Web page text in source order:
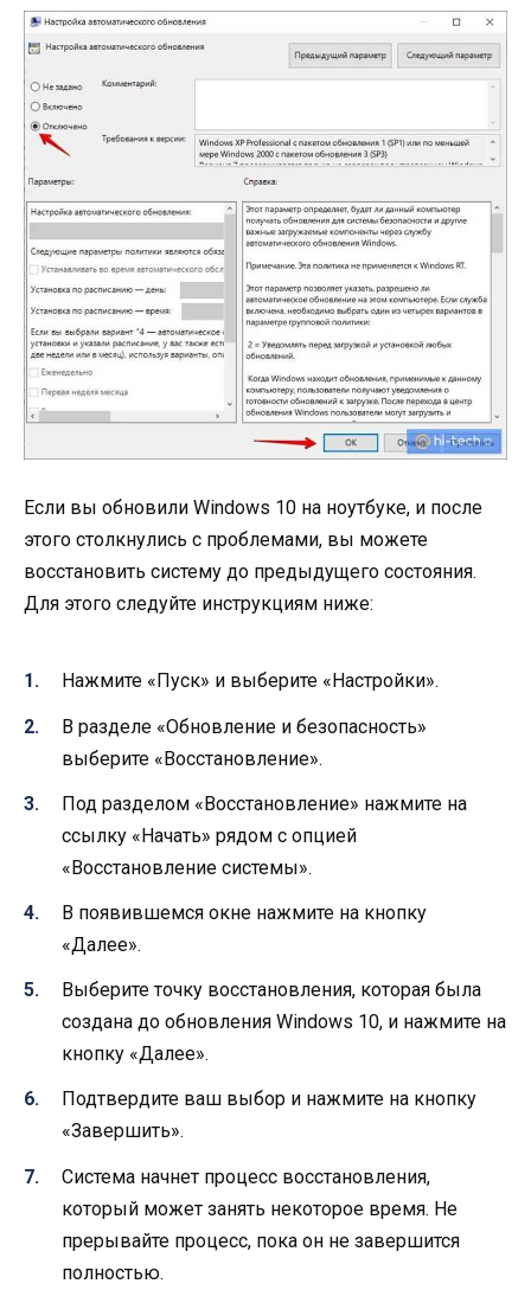
Если вы обновили Windows 10 на ноутбуке, и после
этого столкнулись с проблемами, вы можете
восстановить систему до предыдущего состояния.
Для этого следуйте инструкциям ниже:
Нажмите «Пуск» и выберите «Настройки».
В разделе «Обновление и безопасность»
выберите «Восстановление».
Под разделом «Восстановление» нажмите на
ссылку «Начать» рядом с опцией
«Восстановление системы».
В появившемся окне нажмите на кнопку
«Далее».
Выберите точку восстановления, которая была
создана до обновления Windows 10, и нажмите на
кнопку «Далее».
Подтвердите ваш выбор и нажмите на кнопку
«Завершить».
Система начнет процесс восстановления,
который может занять некоторое время. Не
прерывайте процесс, пока он не завершится
полностью.